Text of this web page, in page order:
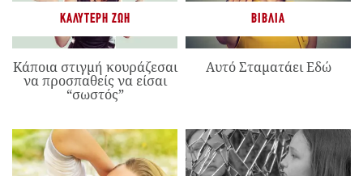
ΚΑΛΎΤΕΡΗ ΖΩΉ
Κάποια στιγμή κουράζεσαι
να προσπαθείς να είσαι
“σωστός”
ΒΙΒΛΊΑ
Αυτό Σταματάει Εδώ